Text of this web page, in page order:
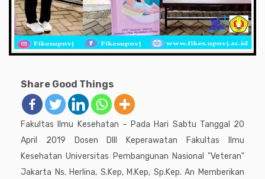
Share Good Things
Fakultas Ilmu Kesehatan – Pada Hari Sabtu Tanggal 20
April 2019 Dosen DIII Keperawatan Fakultas Ilmu
Kesehatan Universitas Pembangunan Nasional "Veteran"
Jakarta Ns. Herlina, S.Kep, M.Kep, Sp.Kep. An Memberikan